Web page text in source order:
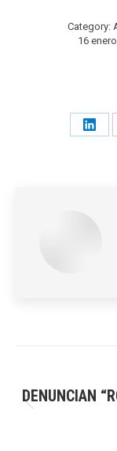
Category:
16
DENUNCIAN